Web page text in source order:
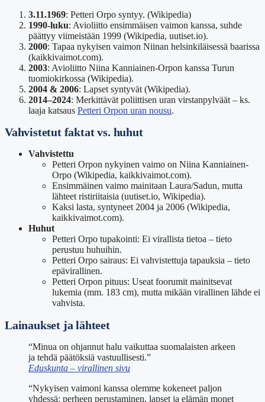
3.11.1969: Petteri Orpo syntyy. (Wikipedia)
1990-luku: Avioliitto ensimmäisen vaimon kanssa, suhde
päättyy viimeistään 1999 (Wikipedia, uutiset.io).
2000: Tapaa nykyisen vaimon Niinan helsinkiläisessä baarissa
(kaikkivaimot.com).
2003: Avioliitto Niina Kanniainen-Orpon kanssa Turun
tuomiokirkossa (Wikipedia).
2004 & 2006: Lapset syntyvät (Wikipedia).
2014–2024: Merkittävät poliittisen uran virstanpylväät – ks.
laaja katsaus Petteri Orpon uran nousu.
Vahvistetut faktat vs. huhut
Vahvistettu
Petteri Orpon nykyinen vaimo on Niina Kanniainen-
Orpo (Wikipedia, kaikkivaimot.com).
Ensimmäinen vaimo mainitaan Laura/Sadun, mutta
lähteet ristiriitaisia (uutiset.io, Wikipedia).
Kaksi lasta, syntyneet 2004 ja 2006 (Wikipedia,
kaikkivaimot.com).
Huhut
Petteri Orpo tupakointi: Ei virallista tietoa – tieto
perustuu huhuihin.
Petteri Orpo sairaus: Ei vahvistettuja tapauksia – tieto
epävirallinen.
Petteri Orpon pituus: Useat foorumit mainitsevat
lukemia (mm. 183 cm), mutta mikään virallinen lähde ei
vahvista.
Lainaukset ja lähteet
“Minua on ohjannut halu vaikuttaa suomalaisten arkeen
ja tehdä päätöksiä vastuullisesti.”
Eduskunta – virallinen sivu
“Nykyisen vaimoni kanssa olemme kokeneet paljon
yhdessä: perheen perustaminen, lapset ja elämän monet